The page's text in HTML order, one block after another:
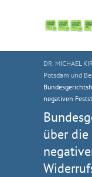
DR. MICHAEL
Potsdam und
negativen
über